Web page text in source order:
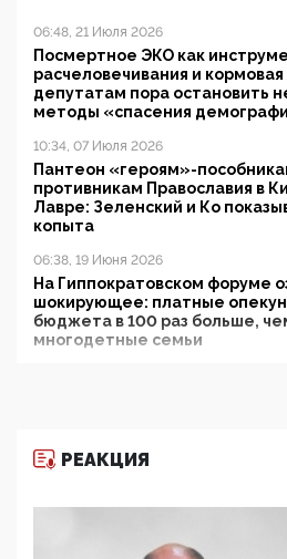
06:48, 21 Июля 2026
Посмертное ЭКО как
расчеловечивания и
депутатам пора остановить
методы «спасения
10:34, 07 Июля 2026
Пантеон «героям»-
противникам Православия в
Лавре: Зеленский и Ко
копыта
06:38, 19 Июня 2026
На Гиппократовском форуме
шокирующее: платные
бюджета в 100 раз больше,
многодетные семьи
11:53, 09 Июня 2026
деятельность ИИТО ЮНЕСКО в
цифроглобалисты
повестку в образовании
РЕАКЦИЯ